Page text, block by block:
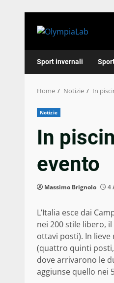
Sport invernali
Home Notizie In
Notizie
In
evento
Massimo Brignolo 4
L’Italia esce dai
nei 200 stile libero,
ottavi posti). In
(quattro quinti
dove arrivarono le
aggiunse quello nei